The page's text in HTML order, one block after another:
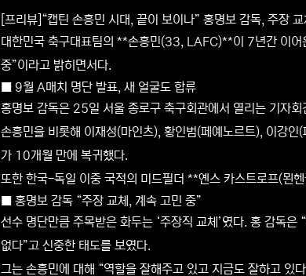
[프리뷰]“캡틴 손흥민 시대, 끝이 보이나” 홍명보 감독, 주장
대한민국 축구대표팀의 **손흥민(33, LAFC)**이 7년간 이어
중”이라고 밝히면서다.
■ 9월 A매치 명단 발표, 새 얼굴도 합류
홍명보 감독은 25일 서울 종로구 축구회관에서 열리는 기자회
손흥민을 비롯해 이재성(마인츠), 황인범(페예노르트), 이강
가 10개월 만에 복귀했다.
또한 한국-독일 이중 국적의 미드필더 **옌스 카스트로프(묀
■ 홍명보 감독 “주장 교체, 계속 고민 중”
선수 명단만큼 주목받은 화두는 ‘주장직 교체’였다. 홍 감독
없다”고 신중한 태도를 보였다.
그는 손흥민에 대해 “역할을 잘해주고 있고 지금도 잘하고 있